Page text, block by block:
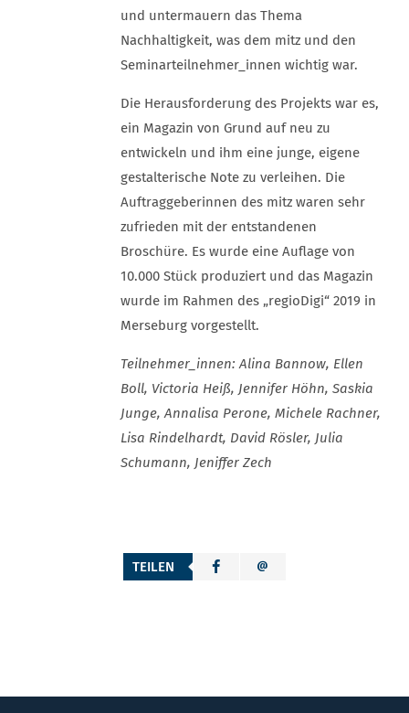
und untermauern das Thema
Nachhaltigkeit, was dem mitz und den
Seminarteilnehmer_innen wichtig war.
Die Herausforderung des Projekts war es,
ein Magazin von Grund auf neu zu
entwickeln und ihm eine junge, eigene
gestalterische Note zu verleihen. Die
Auftraggeberinnen des mitz waren sehr
zufrieden mit der entstandenen
Broschüre. Es wurde eine Auflage von
10.000 Stück produziert und das Magazin
wurde im Rahmen des „regioDigi“ 2019 in
Merseburg vorgestellt.
Teilnehmer_innen: Alina Bannow, Ellen
Boll, Victoria Heiß, Jennifer Höhn, Saskia
Junge, Annalisa Perone, Michele Rachner,
Lisa Rindelhardt, David Rösler, Julia
Schumann, Jeniffer Zech
TEILEN